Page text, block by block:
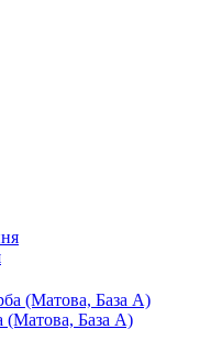
(Матова, База А)